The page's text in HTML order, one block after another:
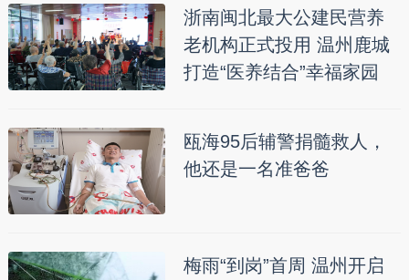
浙南闽北最大公建民营养
老机构正式投用 温州鹿城
打造“医养结合”幸福家园
瓯海95后辅警捐髓救人，
他还是一名准爸爸
梅雨“到岗”首周 温州开启